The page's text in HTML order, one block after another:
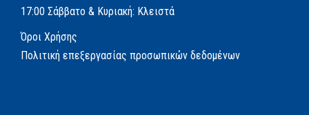
17:00 Σάββατο & Κυριακή: Κλειστά
Όροι Χρήσης
Πολιτική επεξεργασίας προσωπικών δεδομένων